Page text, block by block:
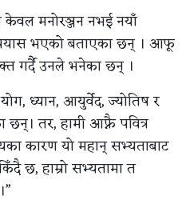
केवल मनोरञ्जन नभई नयाँ
भएको बताएका छन् । आफू
गर्दै उनले भनेका छन् ।
ध्यान, आयुर्वेद, ज्योतिष र
तर, हामी आफ्नै पवित्र
कारण यो महान् सभ्यताबाट
छ, हाम्रो सभ्यतामा त